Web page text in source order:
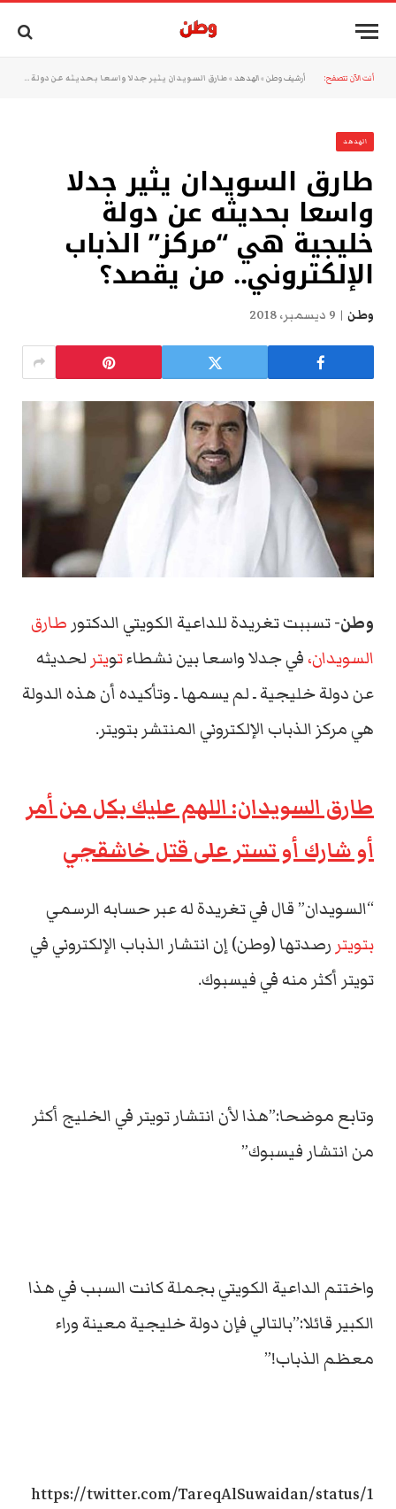
أنت الآن تتصفح: أرشيف وطن »الهدهد »طارق السويدان يثير جدلا واسعا بحديثه عن دولة خليجية هي “مركز” الذباب الإلكتروني.. من يقصد؟
الهدهد
طارق السويدان يثير جدلا
واسعا بحديثه عن دولة
خليجية هي “مركز” الذباب
الإلكتروني.. من يقصد؟
وطن 9 ديسمبر، 2018
وطن-تسببت تغريدة للداعية الكويتي الدكتور طارق
السويدان،في جدلا واسعا بين نشطاءتويتر لحديثه
عن دولة خليجية ـ لم يسمها ـ وتأكيده أن هذه الدولة
هي مركز الذباب الإلكتروني المنتشر بتويتر.
طارق السويدان: اللهم عليك بكل من أمر
أو شارك أو تستر على قتل خاشقجي
“السويدان” قال في تغريدة له عبر حسابه الرسمي
بتويتر رصدتها (وطن) إن انتشار الذباب الإلكتروني في
تويتر أكثر منه في فيسبوك.
وتابع موضحا:”هذا لأن انتشار تويتر في الخليج أكثر
من انتشار فيسبوك”
واختتم الداعية الكويتي بجملة كانت السبب في هذا
الكبير قائلا:”بالتالي فإن دولة خليجية معينة وراء
معظم الذباب!”
https://twitter.com/TareqAlSuwaidan/status/1